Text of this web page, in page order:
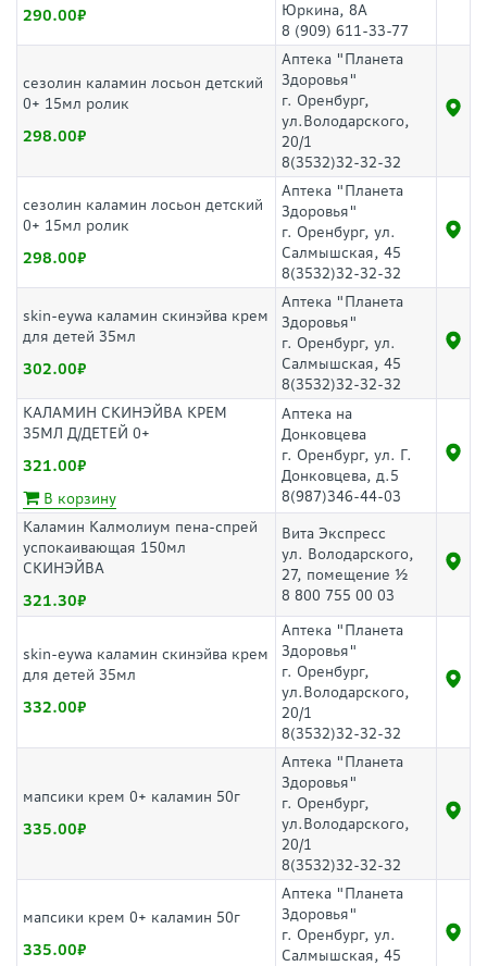
290.00
Юркина, 8А
8 (909) 611-33-77
сезолин каламин лосьон детский
0+ 15мл ролик
298.00
Аптека "Планета
Здоровья"
г. Оренбург,
ул.Володарского,
20/1
8(3532)32-32-32
сезолин каламин лосьон детский
0+ 15мл ролик
298.00
Аптека "Планета
Здоровья"
г. Оренбург, ул.
Салмышская, 45
8(3532)32-32-32
skin-eywa каламин скинэйва крем
для детей 35мл
302.00
Аптека "Планета
Здоровья"
г. Оренбург, ул.
Салмышская, 45
8(3532)32-32-32
КАЛАМИН СКИНЭЙВА КРЕМ
35МЛ Д/ДЕТЕЙ 0+
321.00
В корзину
Аптека на
Донковцева
г. Оренбург, ул. Г.
Донковцева, д.5
8(987)346-44-03
Каламин Калмолиум пена-спрей
успокаивающая 150мл
СКИНЭЙВА
321.30
Вита Экспресс
ул. Володарского,
27, помещение ½
8 800 755 00 03
skin-eywa каламин скинэйва крем
для детей 35мл
332.00
Аптека "Планета
Здоровья"
г. Оренбург,
ул.Володарского,
20/1
8(3532)32-32-32
мапсики крем 0+ каламин 50г
335.00
Аптека "Планета
Здоровья"
г. Оренбург,
ул.Володарского,
20/1
8(3532)32-32-32
мапсики крем 0+ каламин 50г
335.00
Аптека "Планета
Здоровья"
г. Оренбург, ул.
Салмышская, 45